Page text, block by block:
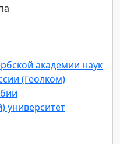
академии наук
(Геолком)
университет